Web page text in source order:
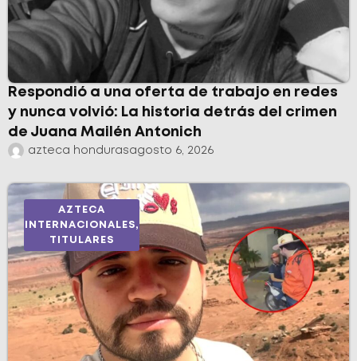
Respondió a una oferta de trabajo en redes
y nunca volvió: La historia detrás del crimen
de Juana Mailén Antonich
azteca hondurasagosto 6, 2026
AZTECA
INTERNACIONALES,
TITULARES